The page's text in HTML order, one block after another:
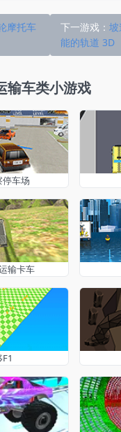
摩托车
下一游戏：
能的轨道 3D
输车类小游戏
停车场
输卡车